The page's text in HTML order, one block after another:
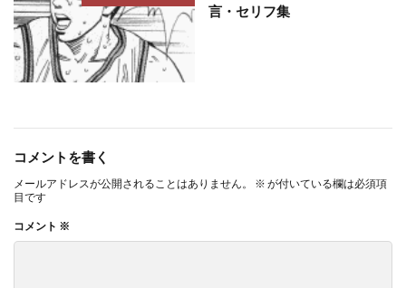
言・セリフ集
コメントを書く
メールアドレスが公開されることはありません。 ※ が付いている欄は必須項
目です
コメント ※